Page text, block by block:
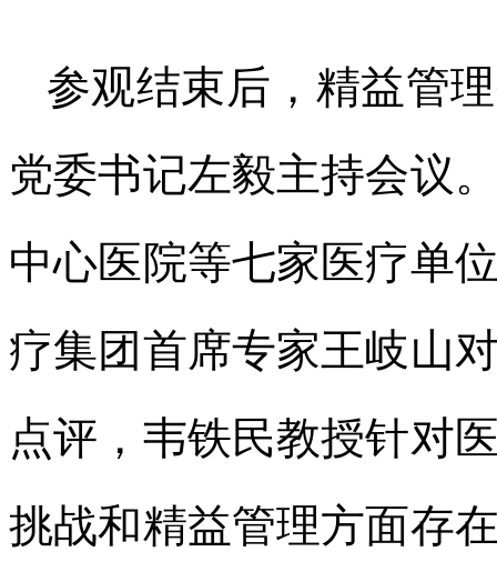
参观结束后，精益管
党委书记左毅主持会议
中心医院等七家医疗单
疗集团首席专家王岐山
点评，韦铁民教授针对
挑战和精益管理方面存